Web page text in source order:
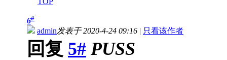
6#
admin发表于 2020-4-24 09:16 | 只看该作者
回复 5# PUSS